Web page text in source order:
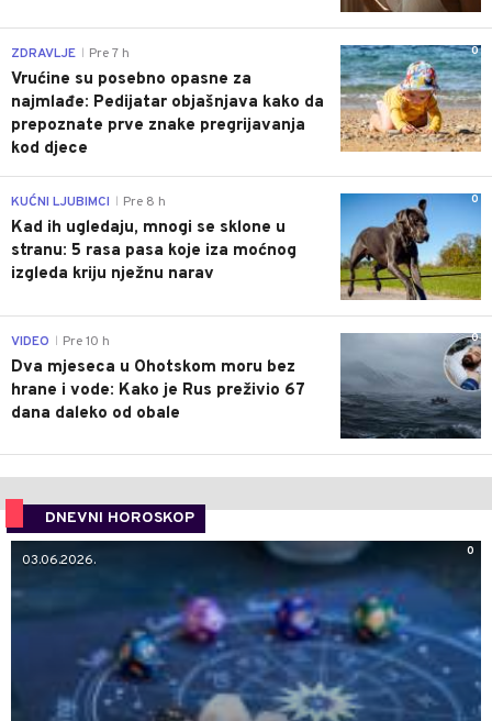
0
ZDRAVLJE Pre 7 h
Vrućine su posebno opasne za
najmlađe: Pedijatar objašnjava kako da
prepoznate prve znake pregrijavanja
kod djece
0
KUĆNI LJUBIMCI Pre 8 h
Kad ih ugledaju, mnogi se sklone u
stranu: 5 rasa pasa koje iza moćnog
izgleda kriju nježnu narav
0
VIDEO Pre 10 h
Dva mjeseca u Ohotskom moru bez
hrane i vode: Kako je Rus preživio 67
dana daleko od obale
DNEVNI HOROSKOP
0
03.06.2026.